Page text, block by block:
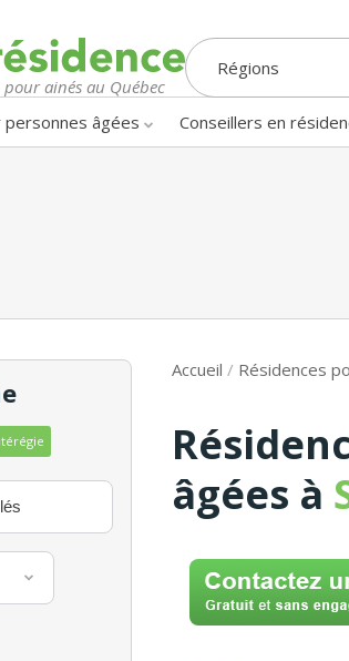
ainés au Québec
Régions
personnes âgées Conseillers en
Accueil / Résidences
âgées à